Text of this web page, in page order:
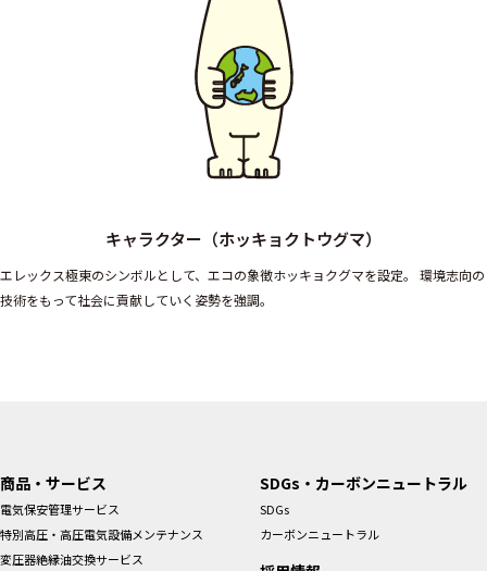
キャラクター（ホッキョクトウグマ）
エレックス極東のシンボルとして、エコの象徴ホッキョクグマを設定。
環境志向の
技術をもって社会に貢献していく姿勢を強調。
商品・サービス
電気保安管理サービス
特別高圧・高圧電気設備メンテナンス
変圧器絶縁油交換サービス
SDGs・カーボンニュートラル
SDGs
カーボンニュートラル